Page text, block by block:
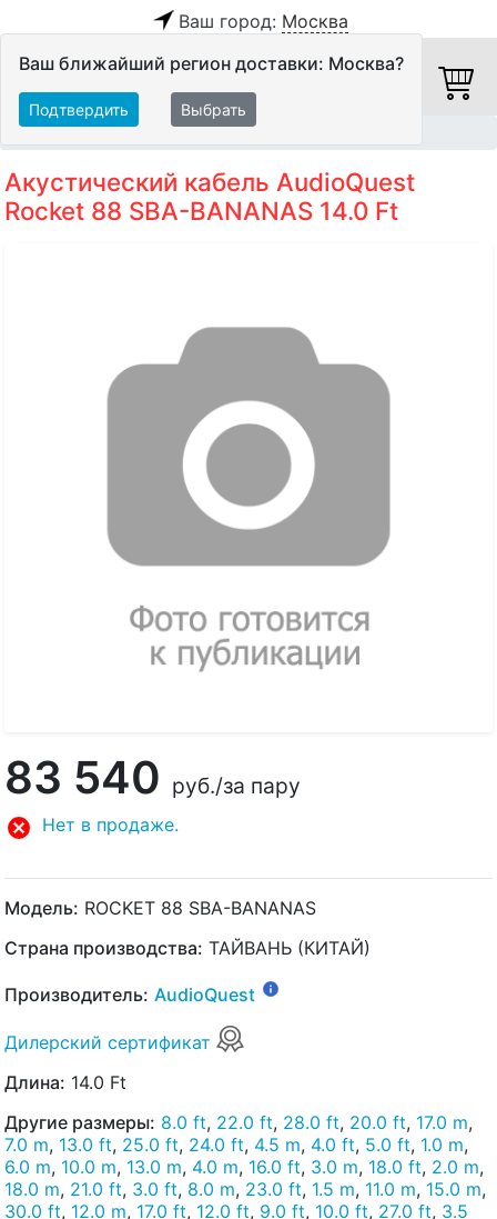
Ваш город: Москва
Ваш ближайший регион доставки: Москва?
Подтвердить Выбрать
Акустический кабель AudioQuest
Rocket 88 SBA-BANANAS 14.0 Ft
83 540 руб./за пару
Нет в продаже.
Модель: ROCKET 88 SBA-BANANAS
Страна производства: ТАЙВАНЬ (КИТАЙ)
Производитель: AudioQuest
Дилерский сертификат
Длина: 14.0 Ft
Другие размеры: 8.0 ft, 22.0 ft, 28.0 ft, 20.0 ft, 17.0 m,
7.0 m, 13.0 ft, 25.0 ft, 24.0 ft, 4.5 m, 4.0 ft, 5.0 ft, 1.0 m,
6.0 m, 10.0 m, 13.0 m, 4.0 m, 16.0 ft, 3.0 m, 18.0 ft, 2.0 m,
18.0 m, 21.0 ft, 3.0 ft, 8.0 m, 23.0 ft, 1.5 m, 11.0 m, 15.0 m,
30.0 ft, 12.0 m, 17.0 ft, 12.0 ft, 9.0 ft, 10.0 ft, 27.0 ft, 3.5